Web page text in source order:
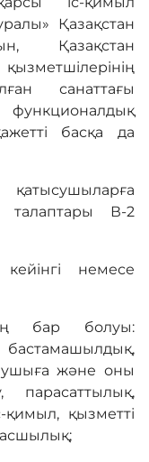
Қазақстан
Қазақстан
санаттағы
басқа да
талаптары В-2
немесе
бар болуы:
және оны
парасаттылық,
қызметті